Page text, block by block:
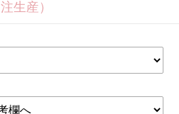
生産）